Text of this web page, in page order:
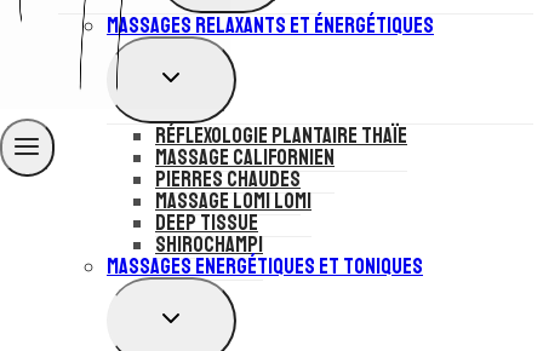
MENU
ENFANT
Massages Relaxants et Énergétiques
OUVRIR/FERMER
MENU
ENFANT
Réflexologie plantaire Thaïe
Massage Californien
Pierres Chaudes
Massage Lomi Lomi
Deep Tissue
Shirochampi
Massages Energétiques et Toniques
OUVRIR/FERMER